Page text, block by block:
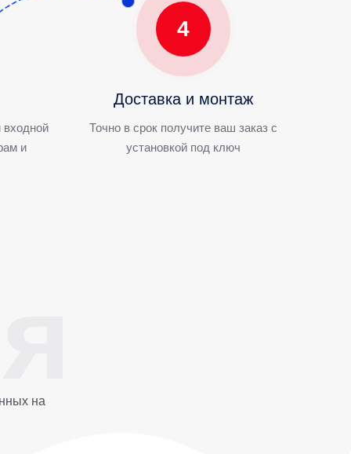
входной
и
4
Доставка и монтаж
Точно в срок получите ваш заказ с
установкой под ключ
на